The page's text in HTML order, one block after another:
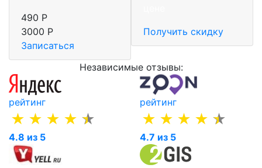
490 Р
3000 Р
Записаться
Получить скидку
Независимые отзывы:
рейтинг
4.8 из 5
рейтинг
4.7 из 5